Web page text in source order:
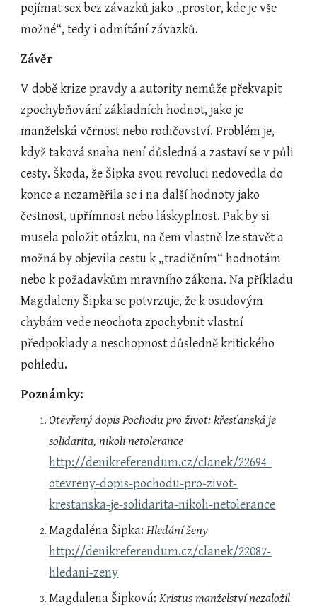
pojímat sex bez závazků jako „prostor, kde je vše
možné“, tedy i odmítání závazků.
Závěr
V době krize pravdy a autority nemůže překvapit
zpochybňování základních hodnot, jako je
manželská věrnost nebo rodičovství. Problém je,
když taková snaha není důsledná a zastaví se v půli
cesty. Škoda, že Šipka svou revoluci nedovedla do
konce a nezaměřila se i na další hodnoty jako
čestnost, upřímnost nebo láskyplnost. Pak by si
musela položit otázku, na čem vlastně lze stavět a
možná by objevila cestu k „tradičním“ hodnotám
nebo k požadavkům mravního zákona. Na příkladu
Magdaleny Šipka se potvrzuje, že k osudovým
chybám vede neochota zpochybnit vlastní
předpoklady a neschopnost důsledně kritického
pohledu.
Poznámky:
Otevřený dopis Pochodu pro život: křesťanská je
solidarita, nikoli netolerance
http://denikreferendum.cz/clanek/22694-
otevreny-dopis-pochodu-pro-zivot-
krestanska-je-solidarita-nikoli-netolerance
Magdaléna Šipka: Hledání ženy
http://denikreferendum.cz/clanek/22087-
hledani-zeny
Magdalena Šipková: Kristus manželství nezaložil